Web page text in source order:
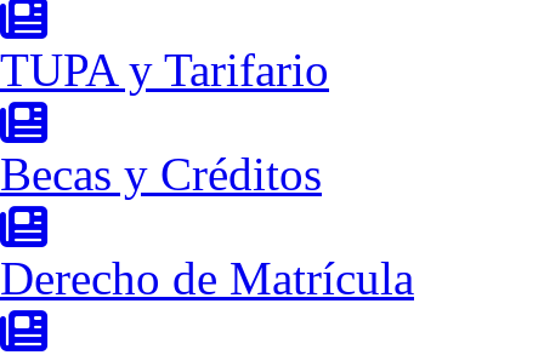
TUPA y Tarifario
Becas y Créditos
Derecho de Matrícula